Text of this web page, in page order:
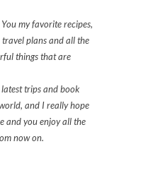
my favorite recipes,
plans and all the
things that are
trips and book
and I really hope
and you enjoy all the
now on.